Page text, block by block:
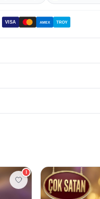
VISA AMEX TROY
1